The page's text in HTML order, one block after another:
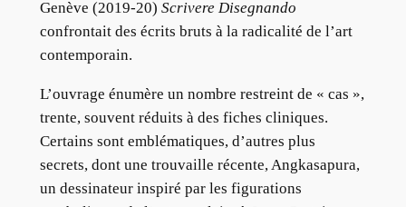
Genève (2019-20) Scrivere Disegnando
confrontait des écrits bruts à la radicalité de l’art
contemporain.
L’ouvrage énumère un nombre restreint de « cas »,
trente, souvent réduits à des fiches cliniques.
Certains sont emblématiques, d’autres plus
secrets, dont une trouvaille récente, Angkasapura,
un dessinateur inspiré par les figurations